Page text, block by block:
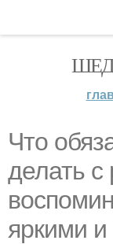
Что
делать
яркими